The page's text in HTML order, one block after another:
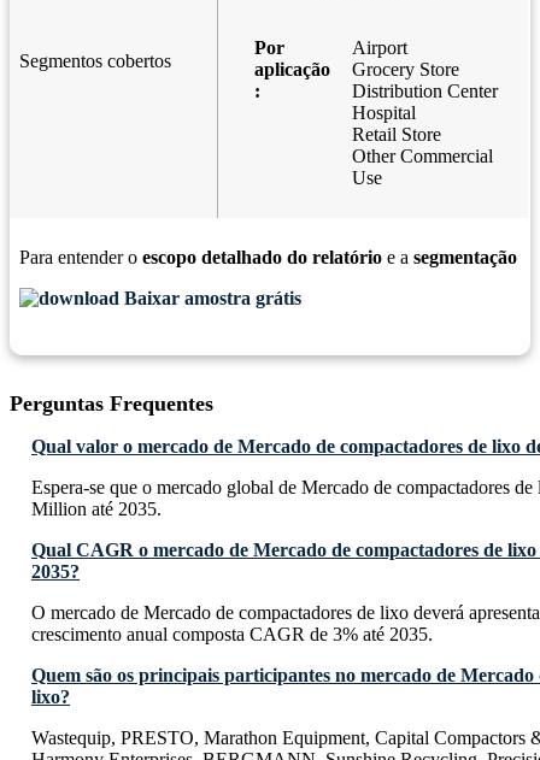
Segmentos cobertos
Por
aplicação
:
Airport
Grocery Store
Distribution Center
Hospital
Retail Store
Other Commercial
Use
Para entender o escopo detalhado do relatório e a segmentação
Baixar amostra grátis
Perguntas Frequentes
Qual valor o mercado de Mercado de compactadores de lixo
Espera-se que o mercado global de Mercado de compactadores
Million até 2035.
Qual CAGR o mercado de Mercado de compactadores de
2035?
O mercado de Mercado de compactadores de lixo deverá
crescimento anual composta CAGR de 3% até 2035.
Quem são os principais participantes no mercado de Mercado
lixo?
Wastequip, PRESTO, Marathon Equipment, Capital Compactors